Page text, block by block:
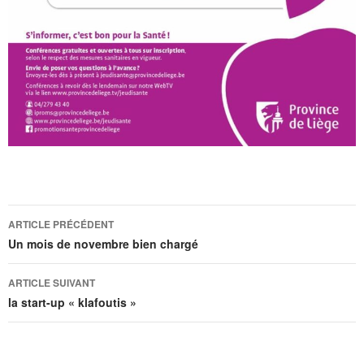
Navigation
des
articles
ARTICLE PRÉCÉDENT
Un mois de novembre bien chargé
ARTICLE SUIVANT
la start-up « klafoutis »